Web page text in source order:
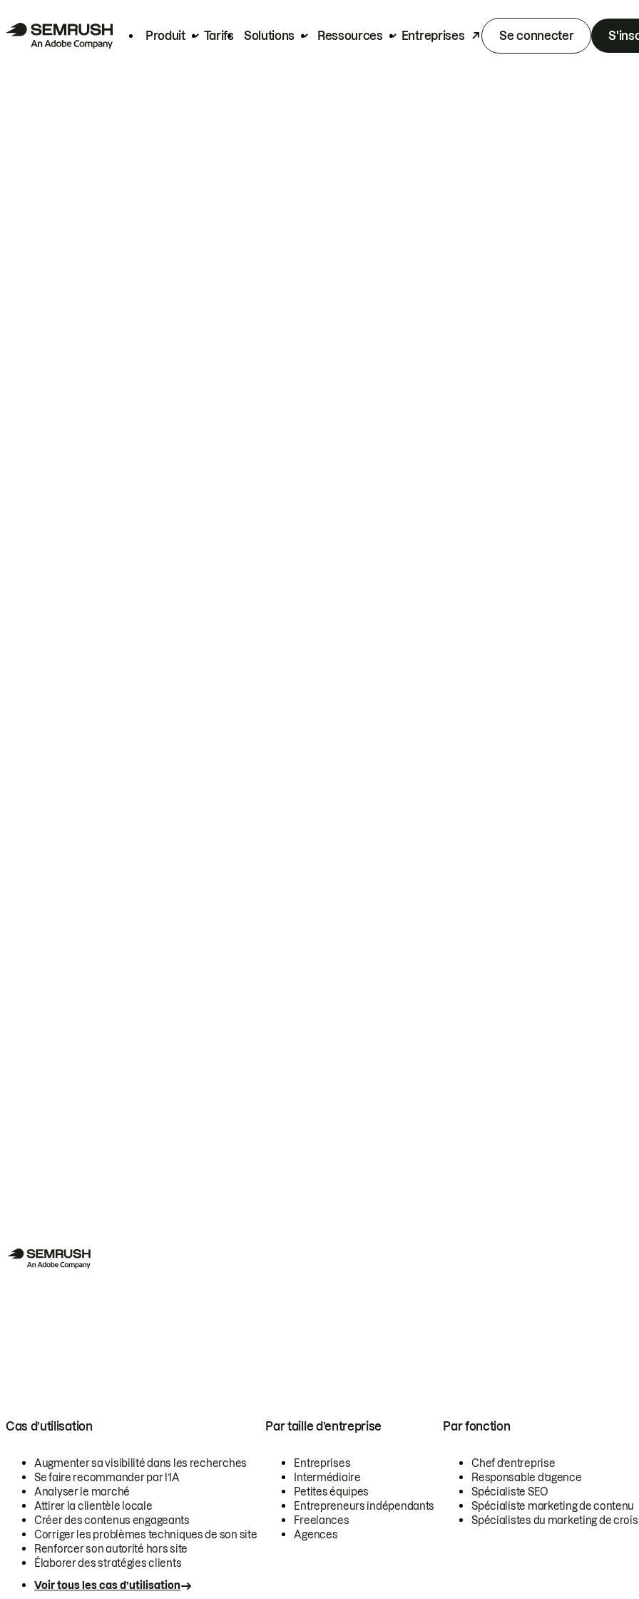
Produit Tarifs Solutions Ressources Entreprises Se connecter
Cas d’utilisation
Augmenter sa visibilité dans les recherches
Se faire recommander par l’IA
Analyser le marché
Attirer la clientèle locale
Créer des contenus engageants
Corriger les problèmes techniques de son site
Renforcer son autorité hors site
Élaborer des stratégies clients
Voir tous les cas d’utilisation
Par taille d’entreprise
Entreprises
Intermédiaire
Petites équipes
Entrepreneurs indépendants
Freelances
Agences
Par fonction
Chef d’entreprise
Responsable d’agence
Spécialiste SEO
Spécialiste marketing de contenu
Spécialistes du marketing de